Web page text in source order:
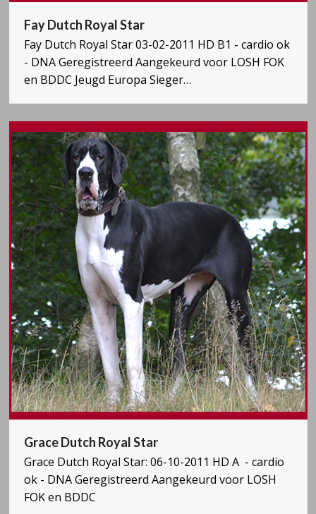
Fay Dutch Royal Star
Fay Dutch Royal Star 03-02-2011 HD B1 - cardio ok
- DNA Geregistreerd Aangekeurd voor LOSH FOK
en BDDC Jeugd Europa Sieger…
Grace Dutch Royal Star
Grace Dutch Royal Star: 06-10-2011 HD A - cardio
ok - DNA Geregistreerd Aangekeurd voor LOSH
FOK en BDDC